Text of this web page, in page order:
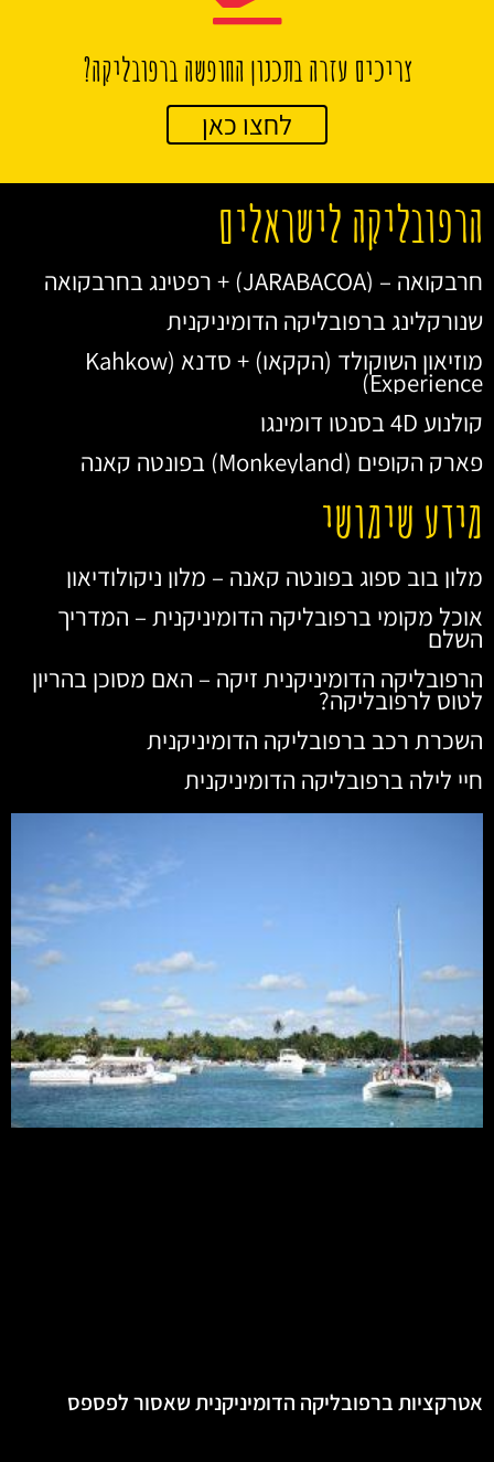
צריכים עזרה בתכנון החופשה ברפובליקה?
לחצו כאן
הרפובליקה לישראלים
חרבקואה – (JARABACOA) + רפטינג בחרבקואה
שנורקלינג ברפובליקה הדומיניקנית
מוזיאון השוקולד (הקקאו) + סדנא (Kahkow
Experience)
קולנוע 4D בסנטו דומינגו
פארק הקופים (Monkeyland) בפונטה קאנה
מידע שימושי
מלון בוב ספוג בפונטה קאנה – מלון ניקולודיאון
אוכל מקומי ברפובליקה הדומיניקנית – המדריך
השלם
הרפובליקה הדומיניקנית זיקה – האם מסוכן בהריון
לטוס לרפובליקה?
השכרת רכב ברפובליקה הדומיניקנית
חיי לילה ברפובליקה הדומיניקנית
אטרקציות ברפובליקה הדומיניקנית שאסור לפספס